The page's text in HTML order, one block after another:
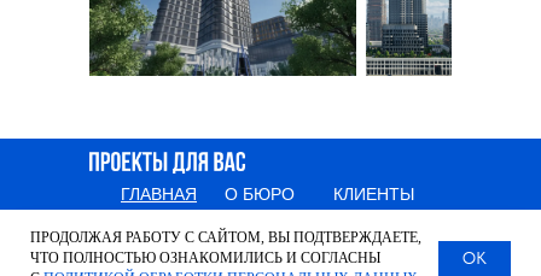
ГЛАВНАЯ
О БЮРО
КЛИЕНТЫ
INFO@2UPRO.RU +7 999 232-93-96
ПРОДОЛЖАЯ РАБОТУ С САЙТОМ, ВЫ ПОДТВЕРЖДАЕТЕ,
ЧТО ПОЛНОСТЬЮ ОЗНАКОМИЛИСЬ И СОГЛАСНЫ
OK